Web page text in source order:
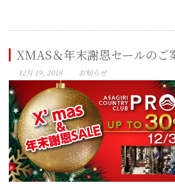
XMAS＆年末謝恩セールのご
12月 19, 2018 お知らせ